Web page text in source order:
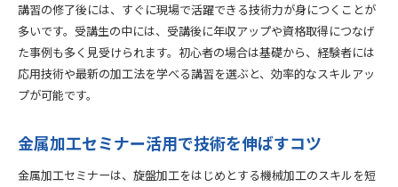
講習の修了後には、すぐに現場で活躍できる技術力が身につくことが
多いです。受講生の中には、受講後に年収アップや資格取得につなげ
た事例も多く見受けられます。初心者の場合は基礎から、経験者には
応用技術や最新の加工法を学べる講習を選ぶと、効率的なスキルアッ
プが可能です。
金属加工セミナー活用で技術を伸ばすコツ
金属加工セミナーは、旋盤加工をはじめとする機械加工のスキルを短